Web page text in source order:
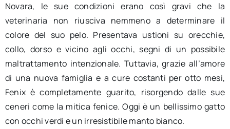
Novara, le sue condizioni erano così gravi che la
veterinaria non riusciva nemmeno a determinare il
colore del suo pelo. Presentava ustioni su orecchie,
collo, dorso e vicino agli occhi, segni di un possibile
maltrattamento intenzionale. Tuttavia, grazie all’amore
di una nuova famiglia e a cure costanti per otto mesi,
Fenix è completamente guarito, risorgendo dalle sue
ceneri come la mitica fenice. Oggi è un bellissimo gatto
con occhi verdi e un irresistibile manto bianco.